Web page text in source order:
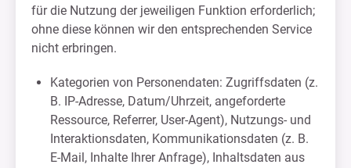
für die Nutzung der jeweiligen Funktion erforderlich;
ohne diese können wir den entsprechenden Service
nicht erbringen.
Kategorien von Personendaten: Zugriffsdaten (z.
B. IP-Adresse, Datum/Uhrzeit, angeforderte
Ressource, Referrer, User-Agent), Nutzungs- und
Interaktionsdaten, Kommunikationsdaten (z. B.
E-Mail, Inhalte Ihrer Anfrage), Inhaltsdaten aus